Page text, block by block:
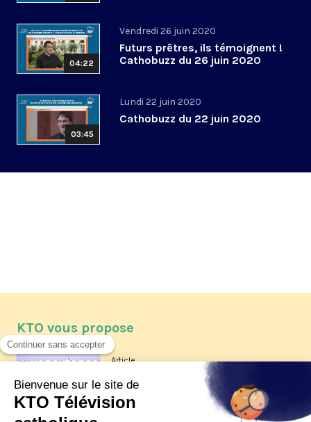
04:22
Vendredi 26 juin 2020
Futurs prêtres, ils témoignent !
Cathobuzz du 26 juin 2020
03:45
Lundi 22 juin 2020
Cathobuzz du 22 juin 2020
KTO vous propose
Article
Les reportages d'été 2026 de KTO